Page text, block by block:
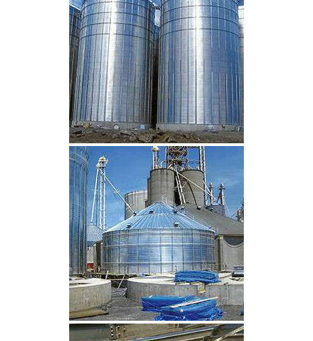
CLIQUEZ POUR AGRANDIR
CLIQUEZ POUR AGRANDIR